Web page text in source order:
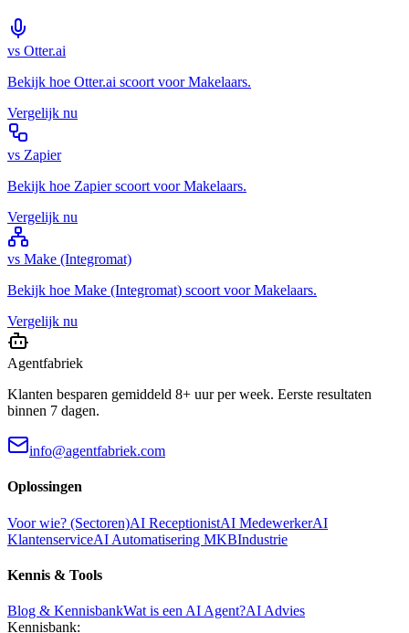
vs Otter.ai
Bekijk hoe Otter.ai scoort voorMakelaars.
Vergelijk nu
vs Zapier
Bekijk hoe Zapierscoort voorMakelaars.
Vergelijk nu
vs Make (Integromat)
Bekijk hoe Make (Integromat) scoort voorMakelaars.
Vergelijk nu
Agentfabriek
Klanten besparen gemiddeld 8+ uur per week. Eerste resultaten
binnen 7 dagen.
info@agentfabriek.com
Oplossingen
Voor wie? (Sectoren)AI ReceptionistAI MedewerkerAI
KlantenserviceAI Automatisering MKBIndustrie
Kennis & Tools
Blog & KennisbankWat is een AI Agent?AI Advies
Kennisbank: